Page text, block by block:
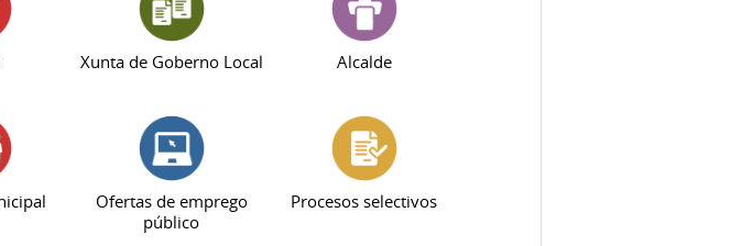
Xunta de Goberno Local Alcalde
Ofertas de emprego
público
Procesos selectivos